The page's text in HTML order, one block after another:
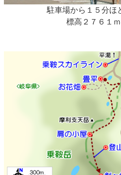
駐車場から１５分ほ
標高２７６１